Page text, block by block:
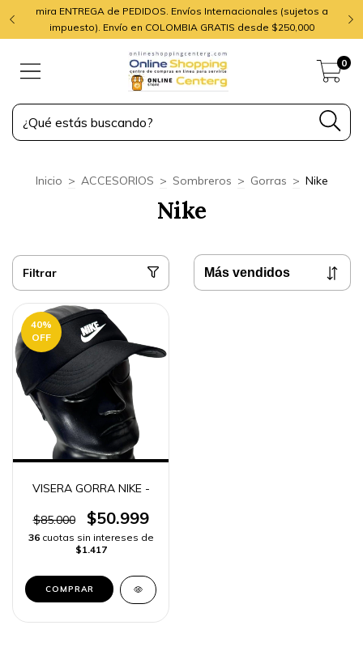
mira ENTREGA de PEDIDOS. Envíos Internacionales (sujetos a
impuesto). Envío en COLOMBIA GRATIS desde $250,000
0
Inicio > ACCESORIOS > Sombreros > Gorras > Nike
Nike
Filtrar
40%
OFF
VISERA GORRA NIKE -
$85.000 $50.999
36 cuotas sin intereses de
$1.417
COMPRAR